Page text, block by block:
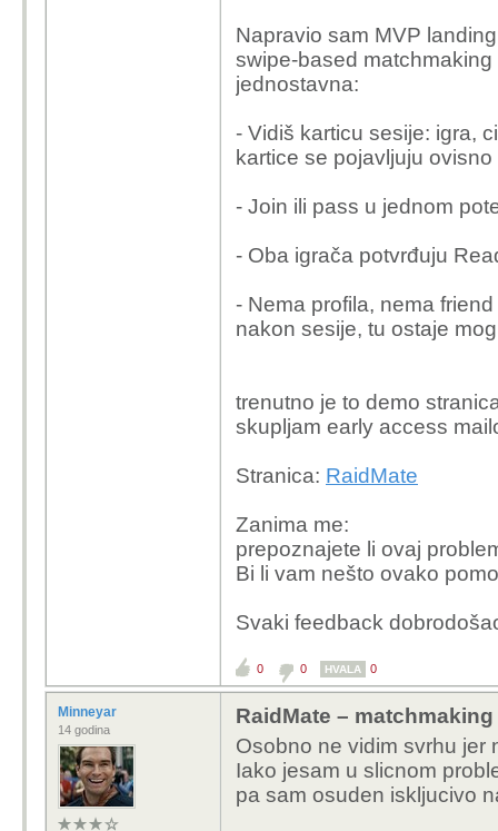
Napravio sam MVP
swipe-based
jednostavna:
- Vidiš karticu sesije: igra,
kartice se pojavljuju
- Join ili pass u jednom
- Oba igrača potvrđuju
- Nema profila, nema
nakon sesije, tu ostaje
trenutno je to demo
skupljam early access
Stranica: RaidMate
Zanima me:
prepoznajete li ovaj
Bi li vam nešto ovako
Svaki feedback
0 0 HVALA 0
Minneyar
14 godina
RaidMate –
Osobno ne vidim svrhu jer
Iako jesam u slicnom
pa sam osuden iskljucivo